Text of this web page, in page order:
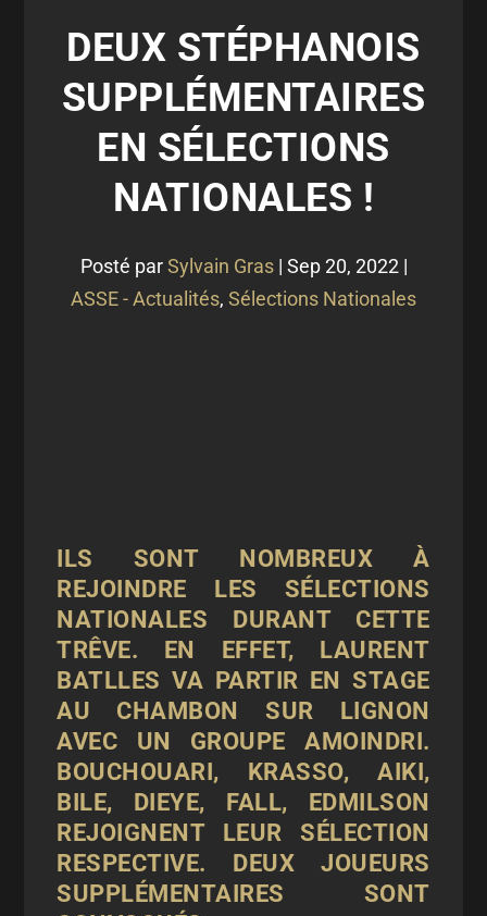
DEUX STÉPHANOIS
SUPPLÉMENTAIRES
EN SÉLECTIONS
NATIONALES !
Posté parSylvain Gras| Sep 20, 2022|
ASSE - Actualités, Sélections Nationales
ILS SONT NOMBREUX À
REJOINDRE LES SÉLECTIONS
NATIONALES DURANT CETTE
TRÊVE. EN EFFET, LAURENT
BATLLES VA PARTIR EN STAGE
AU CHAMBON SUR LIGNON
AVEC UN GROUPE AMOINDRI.
BOUCHOUARI, KRASSO, AIKI,
BILE, DIEYE, FALL, EDMILSON
REJOIGNENT LEUR SÉLECTION
RESPECTIVE. DEUX JOUEURS
SUPPLÉMENTAIRES SONT